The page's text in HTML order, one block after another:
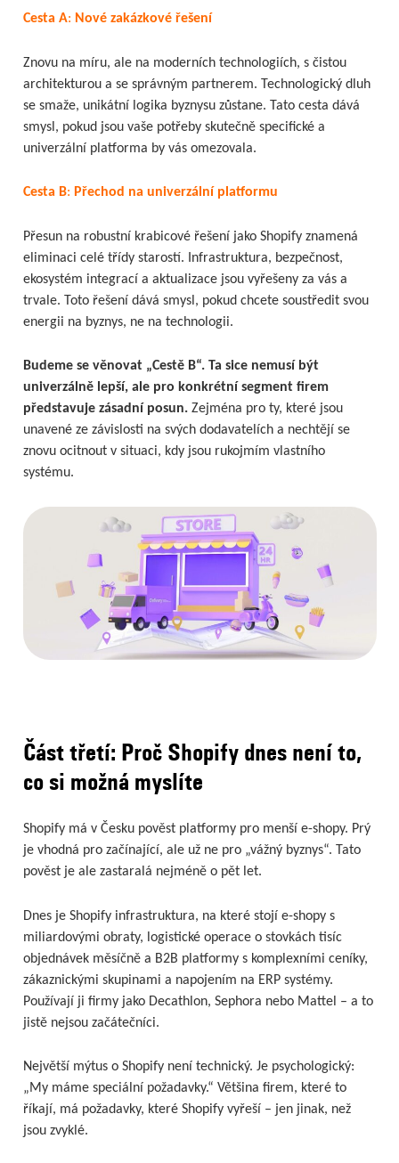
Cesta A: Nové zakázkové řešení
Znovu na míru, ale na moderních technologiích, s čistou
architekturou a se správným partnerem. Technologický dluh
se smaže, unikátní logika byznysu zůstane. Tato cesta dává
smysl, pokud jsou vaše potřeby skutečně specifické a
univerzální platforma by vás omezovala.
Cesta B: Přechod na univerzální platformu
Přesun na robustní krabicové řešení jako Shopify znamená
eliminaci celé třídy starostí. Infrastruktura, bezpečnost,
ekosystém integrací a aktualizace jsou vyřešeny za vás a
trvale. Toto řešení dává smysl, pokud chcete soustředit svou
energii na byznys, ne na technologii.
Budeme se věnovat „Cestě B“. Ta sice nemusí být
univerzálně lepší, ale pro konkrétní segment firem
představuje zásadní posun.Zejména pro ty, které jsou
unavené ze závislosti na svých dodavatelích a nechtějí se
znovu ocitnout v situaci, kdy jsou rukojmím vlastního
systému.
Část třetí: Proč Shopify dnes není to,
co si možná myslíte
Shopify má v Česku pověst platformy pro menší e-shopy. Prý
je vhodná pro začínající, ale už ne pro „vážný byznys“. Tato
pověst je ale zastaralá nejméně o pět let.
Dnes je Shopify infrastruktura, na které stojí e-shopy s
miliardovými obraty, logistické operace o stovkách tisíc
objednávek měsíčně a B2B platformy s komplexními ceníky,
zákaznickými skupinami a napojením na ERP systémy.
Používají ji firmy jako Decathlon, Sephora nebo Mattel – a to
jistě nejsou začátečníci.
Největší mýtus o Shopify není technický. Je psychologický:
„My máme speciální požadavky.“ Většina firem, které to
říkají, má požadavky, které Shopify vyřeší – jen jinak, než
jsou zvyklé.